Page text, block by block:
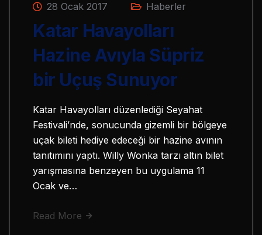
28 Ocak 2017 Haberler
Katar Havayolları
Hazine Avıyla Süpriz
bir Uçuş Sunuyor
Katar Havayolları düzenlediği Seyahat
Festivali’nde, sonucunda gizemli bir bölgeye
uçak bileti hediye edeceği bir hazine avının
tanıtımını yaptı. Willy Wonka tarzı altın bilet
yarışmasına benzeyen bu uygulama 11
Ocak ve…
Read More